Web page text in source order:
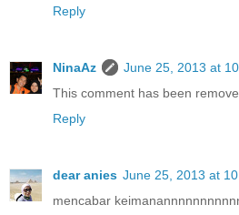
Reply
NinaAz
June 25, 2013 at
This comment has been
Reply
dear anies June 25, 2013 at
mencabar